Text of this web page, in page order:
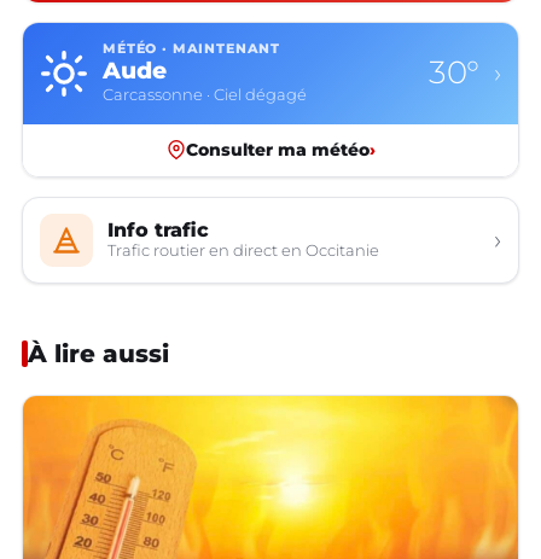
MÉTÉO · MAINTENANT
Aude
Carcassonne · Ciel dégagé
30° ›
Consulter ma météo›
Info trafic
Trafic routier en direct en Occitanie ›
À lire aussi